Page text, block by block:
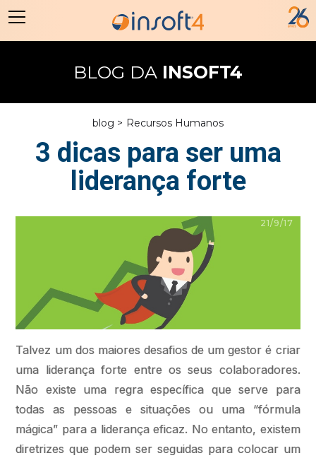
BLOG DAINSOFT4
blog > Recursos Humanos
3 dicas para ser uma
liderança forte
21/9/17
Talvez um dos maiores desafios de um gestor é criar
uma liderança forte entre os seus colaboradores.
Não existe uma regra específica que serve para
todas as pessoas e situações ou uma “fórmula
mágica” para a liderança eficaz. No entanto, existem
diretrizes que podem ser seguidas para colocar um